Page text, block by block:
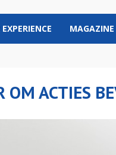
EXPERIENCE MAGAZINE
ACTIES